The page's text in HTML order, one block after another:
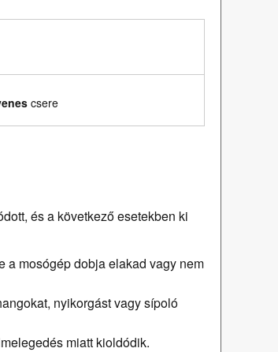
csere
és a következő esetekben ki
a mosógép dobja elakad vagy nem
nyikorgást vagy sípoló
miatt kioldódik.